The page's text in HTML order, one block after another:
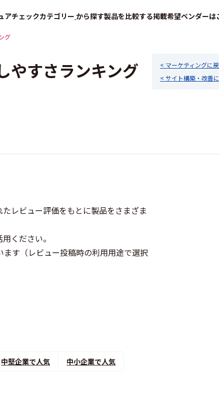
アチェックカテゴリー から探す製品を比較する掲載希望ベンダーは
グ
やすさランキング
< マーケティングに
< サイト構築・改善
レビュー評価をもとに製品をさまざま
ください。
す（レビュー投稿時の利用用途で選択
中堅企業で人気 中小企業で人気